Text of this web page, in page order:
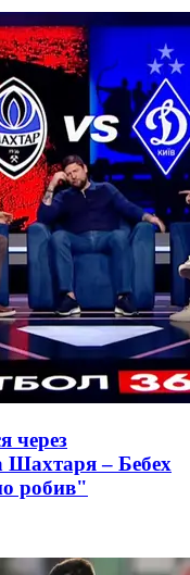
через
Шахтаря – Бебех
робив"